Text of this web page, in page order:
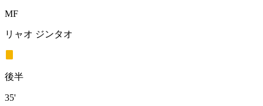
MF
リャオ ジンタオ
後半
35'